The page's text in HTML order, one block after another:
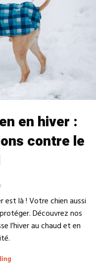
en hiver :
contre le
est là ! Votre chien aussi
Découvrez nos
l’hiver au chaud et en